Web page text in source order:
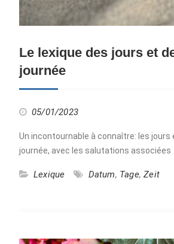
Le lexique des jours et
journée
05/01/2023
Un incontournable à connaître: les jours
journée, avec les salutations associées
Lexique Datum, Tage,Zeit